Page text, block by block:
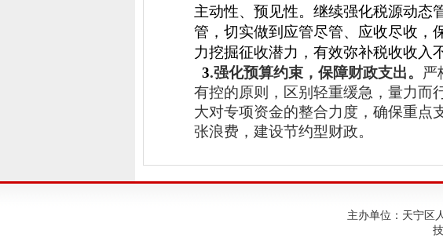
主动性、预见性。继续强化税源动态
管，切实做到应管尽管、应收尽收，
力挖掘征收潜力，有效弥补税收收入
3.强化预算约束，保障财政支出。 严
有控的原则，区别轻重缓急，量力而
大对专项资金的整合力度，确保重点
张浪费，建设节约型财政。
主办单位：天宁区